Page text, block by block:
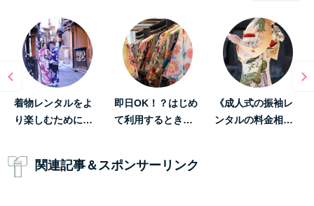
着物レンタルをよ
り楽しむために…
即日OK！？はじめ
て利用するとき…
《成人式の振袖レ
ンタルの料金相…
関連記事＆スポンサーリンク